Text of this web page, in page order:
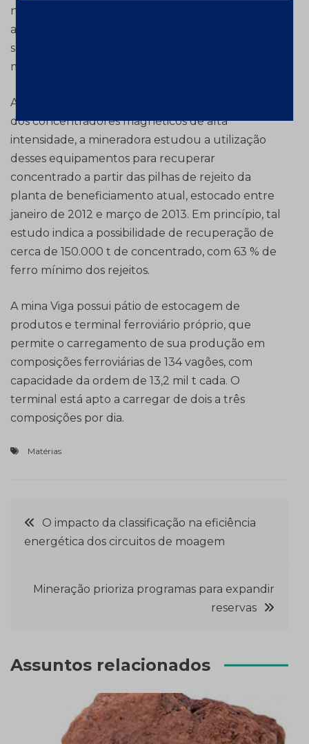
no mercado internacional de minério de ferro,
afere-se um aumento na receita bruta da Ferrous
superior a US$ 10 milhões por ano após estas
mudanças na operação.
Além disso, como extensão do uso a curto prazo
dos concentradores magnéticos de alta
intensidade, a mineradora estudou a utilização
desses equipamentos para recuperar
concentrado a partir das pilhas de rejeito da
planta de beneficiamento atual, estocado entre
janeiro de 2012 e março de 2013. Em princípio, tal
estudo indica a possibilidade de recuperação de
cerca de 150.000 t de concentrado, com 63 % de
ferro mínimo dos rejeitos.
A mina Viga possui pátio de estocagem de
produtos e terminal ferroviário próprio, que
permite o carregamento de sua produção em
composições ferroviárias de 134 vagões, com
capacidade da ordem de 13,2 mil t cada. O
terminal está apto a carregar de dois a três
composições por dia.
Matérias
Navegação
Post
O impacto da classificação na eficiência
energética dos circuitos de moagem
Mineração prioriza programas para expandir
reservas
Assuntos relacionados